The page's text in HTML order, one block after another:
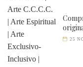
25